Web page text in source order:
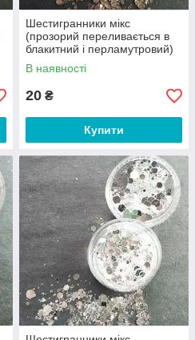
Шестигранники мікс
(прозорий переливається в
блакитний і перламутровий)
В наявності
20 ₴
Купити